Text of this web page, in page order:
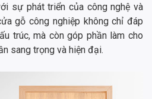
sự phát triển của công nghệ và
gỗ công nghiệp không chỉ đáp
trúc, mà còn góp phần làm cho
sang trọng và hiện đại.